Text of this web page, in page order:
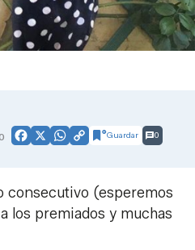
Facebook
X WhatsApp
CopyGuardar 0
consecutivo (esperemos
los premiados y muchas